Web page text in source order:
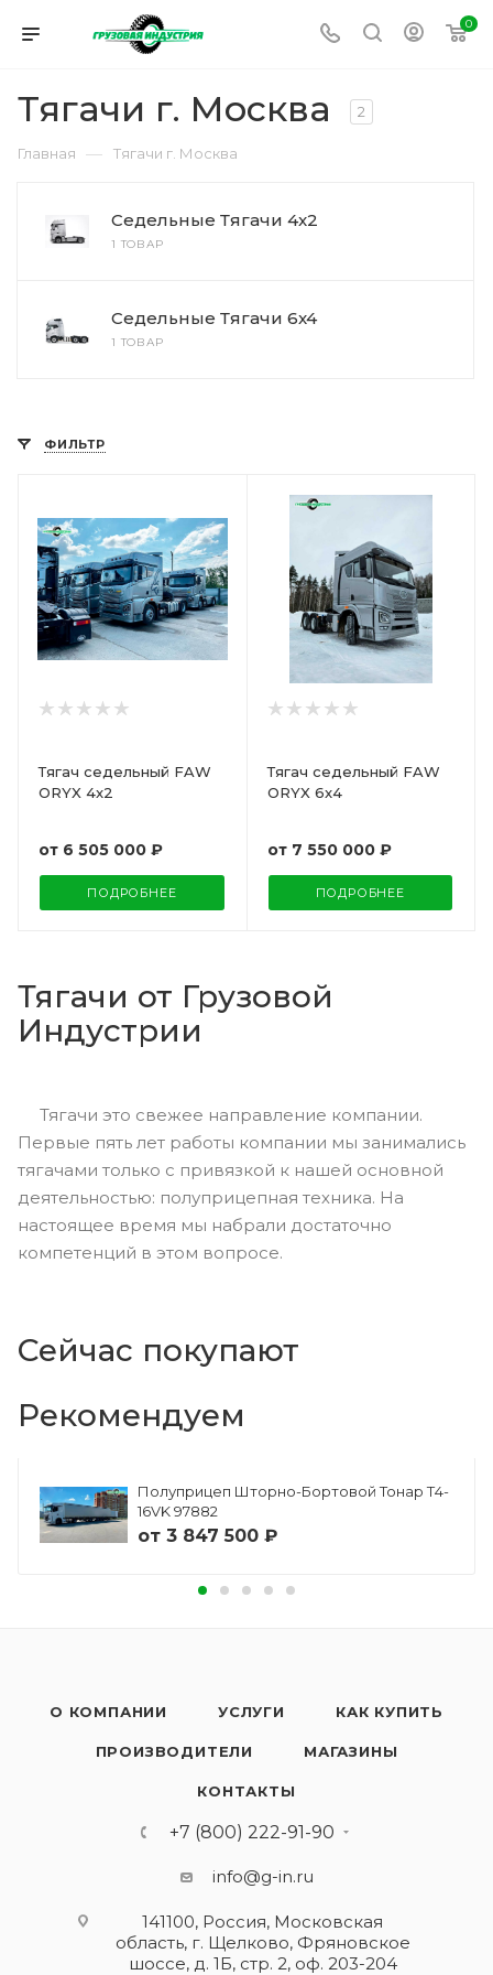
0
Тягачи г. Москва 2
Главная — Тягачи г. Москва
Седельные Тягачи 4x2
1 ТОВАР
Седельные Тягачи 6x4
1 ТОВАР
ФИЛЬТР
Тягач седельный FAW
ORYX 4x2
от 6 505 000 ₽
ПОДРОБНЕЕ
Тягач седельный FAW
ORYX 6x4
от 7 550 000 ₽
ПОДРОБНЕЕ
Тягачи от Грузовой
Индустрии
Тягачи это свежее направление компании.
Первые пять лет работы компании мы занимались
тягачами только с привязкой к нашей основной
деятельностью: полуприцепная техника. На
настоящее время мы набрали достаточно
компетенций в этом вопросе.
Сейчас покупают
Рекомендуем
Полуприцеп Шторно-Бортовой Тонар Т4-
16VK 97882
от 3 847 500 ₽
О КОМПАНИИ УСЛУГИ КАК КУПИТЬ
ПРОИЗВОДИТЕЛИ МАГАЗИНЫ
КОНТАКТЫ
+7 (800) 222-91-90
info@g-in.ru
141100, Россия, Московская
область, г. Щелково, Фряновское
шоссе, д. 1Б, стр. 2, оф. 203-204